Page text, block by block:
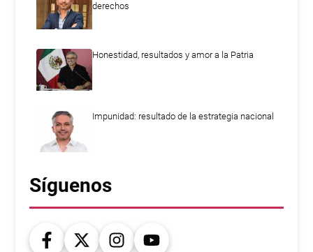
derechos
Honestidad, resultados y amor a la Patria
Impunidad: resultado de la estrategia nacional
Síguenos